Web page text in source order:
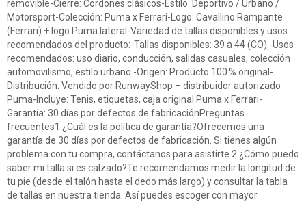
removible-Cierre: Cordones clásicos-Estilo: Deportivo / Urbano /
Motorsport-Colección: Puma x Ferrari-Logo: Cavallino Rampante
(Ferrari) + logo Puma lateral-Variedad de tallas disponibles y usos
recomendados del producto:-Tallas disponibles: 39 a 44 (CO).-Usos
recomendados: uso diario, conducción, salidas casuales, colección
automovilismo, estilo urbano.-Origen: Producto 100 % original-
Distribución: Vendido por RunwayShop – distribuidor autorizado
Puma-Incluye: Tenis, etiquetas, caja original Puma x Ferrari-
Garantía: 30 días por defectos de fabricaciónPreguntas
frecuentes1.¿Cuál es la política de garantía?Ofrecemos una
garantía de 30 días por defectos de fabricación. Si tienes algún
problema con tu compra, contáctanos para asistirte.2.¿Cómo puedo
saber mi talla si es calzado?Te recomendamos medir la longitud de
tu pie (desde el talón hasta el dedo más largo) y consultar la tabla
de tallas en nuestra tienda. Así puedes escoger con mayor